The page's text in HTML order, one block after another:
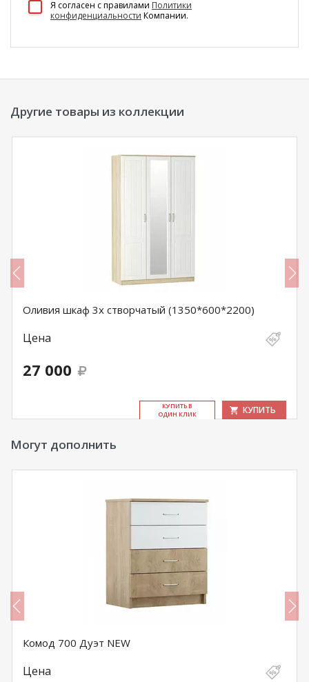
Я согласен c правилами Политики
конфиденциальности Компании.
Другие товары из коллекции
Оливия шкаф 3х створчатый (1350*600*2200)
Цена
27 000
КУ­ПИТЬ В
ОДИН КЛИК
КУПИТЬ
Могут дополнить
Комод 700 Дуэт NEW
Цена